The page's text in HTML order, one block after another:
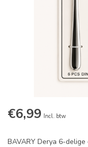
€6,99 Incl. btw
BAVARY Derya 6-